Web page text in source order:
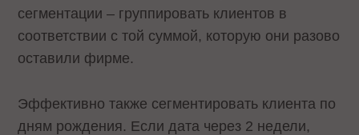
сегментации – группировать клиентов в
соответствии с той суммой, которую они разово
оставили фирме.
Эффективно также сегментировать клиента по
дням рождения. Если дата через 2 недели,